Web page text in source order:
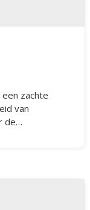
zachte
van
de